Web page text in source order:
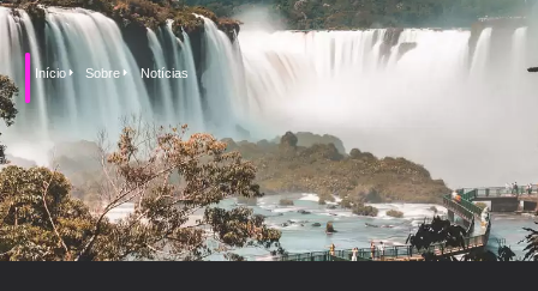
Início Sobre Notícias